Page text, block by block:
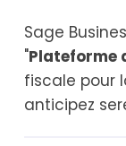
Sage
"Plateforme
fiscale pour
anticipez